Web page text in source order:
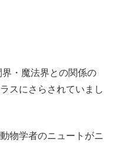
・魔法界との関係の
スにさらされていまし
物学者のニュートがニ